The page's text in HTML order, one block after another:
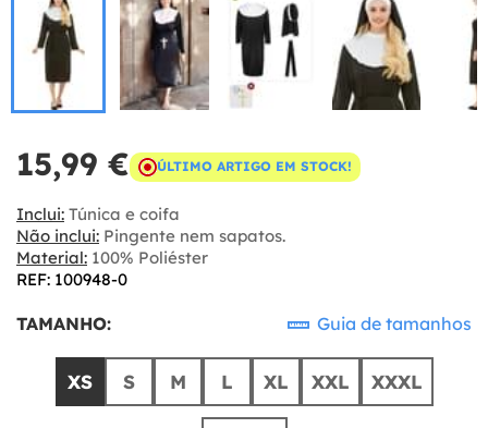
15,99 € ÚLTIMO ARTIGO EM STOCK!
Inclui: Túnica e coifa
Não inclui: Pingente nem sapatos.
Material: 100% Poliéster
REF: 100948-0
TAMANHO: Guia de tamanhos
XS S M L XL XXL XXXL